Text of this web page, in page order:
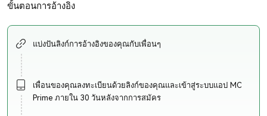
ขั้นตอนการอ้างอิง
แบ่งปันลิงก์การอ้างอิงของคุณกับเพื่อนๆ
เพื่อนของคุณลงทะเบียนด้วยลิงก์ของคุณและเข้าสู่ระบบแอป MC
Prime ภายใน 30 วันหลังจากการสมัคร